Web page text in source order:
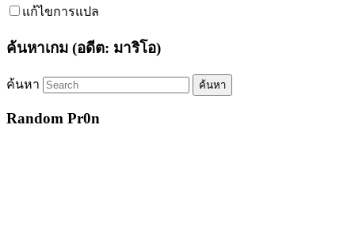
แก้ไขการแปล
ค้นหาเกม (อดีต: มาริโอ)
ค้นหา
Random Pr0n